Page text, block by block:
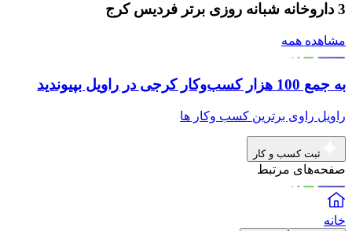
3 داروخانه شبانه روزی برتر فردیس کرج
مشاهده همه
به جمع 100 هزار کسب‌وکار کرجی در راویل بپیوندید
راویل راوی برترین کسب وکار ها
ثبت کسب و کار
صفحه‌های مرتبط
خانه